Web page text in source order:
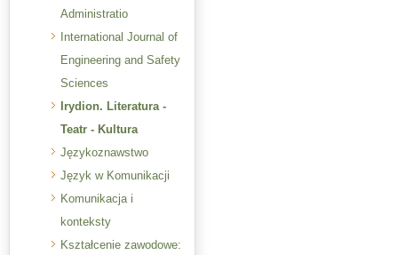
Administratio
International Journal of
Engineering and Safety
Sciences
Irydion. Literatura -
Teatr - Kultura
Językoznawstwo
Język w Komunikacji
Komunikacja i
konteksty
Kształcenie zawodowe: